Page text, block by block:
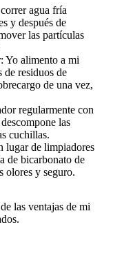
agua fría
y después de
las partículas
Yo alimento a mi
de residuos de
de una vez,
regularmente con
las
cuchillas.
lugar de limpiadores
de bicarbonato de
olores y seguro.
las ventajas de mi